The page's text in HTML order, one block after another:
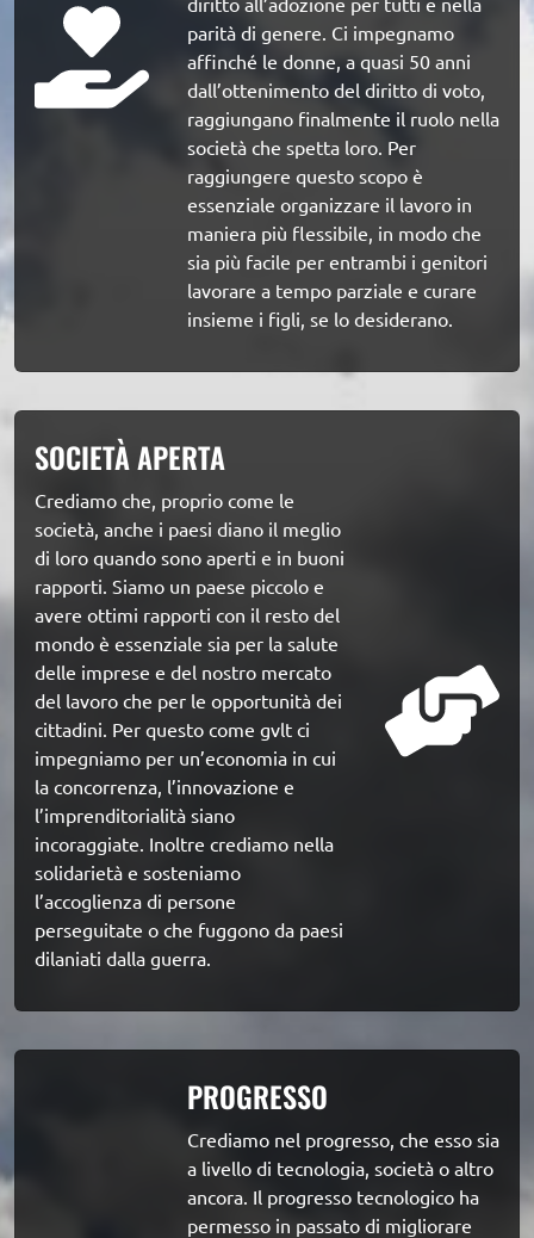
parità di genere. Ci impegnamo
affinché le donne, a quasi 50 anni
dall’ottenimento del diritto di voto,
raggiungano finalmente il ruolo nella
società che spetta loro. Per
raggiungere questo scopo è
essenziale organizzare il lavoro in
maniera più flessibile, in modo che
sia più facile per entrambi i genitori
lavorare a tempo parziale e curare
insieme i figli, se lo desiderano.
SOCIETÀ APERTA
Crediamo che, proprio come le
società, anche i paesi diano il meglio
di loro quando sono aperti e in buoni
rapporti. Siamo un paese piccolo e
avere ottimi rapporti con il resto del
mondo è essenziale sia per la salute
delle imprese e del nostro mercato
del lavoro che per le opportunità dei
cittadini. Per questo come gvlt ci
impegniamo per un’economia in cui
la concorrenza, l’innovazione e
l’imprenditorialità siano
incoraggiate. Inoltre crediamo nella
solidarietà e sosteniamo
l’accoglienza di persone
perseguitate o che fuggono da paesi
dilaniati dalla guerra.
PROGRESSO
Crediamo nel progresso, che esso sia
a livello di tecnologia, società o altro
ancora. Il progresso tecnologico ha
permesso in passato di migliorare